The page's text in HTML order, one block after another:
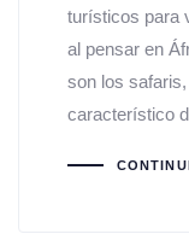
turísticos para
al pensar en
son los
característico